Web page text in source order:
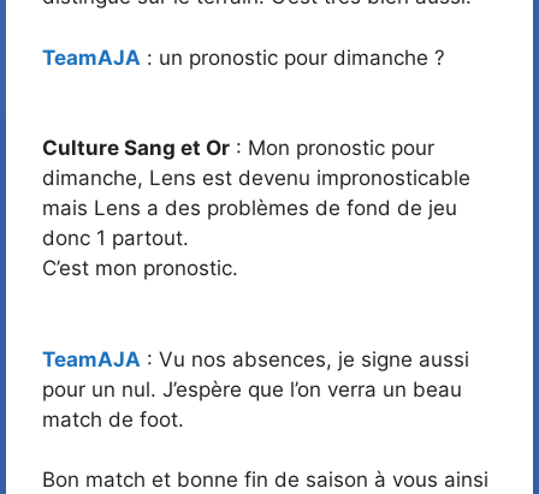
TeamAJA : un pronostic pour dimanche ?
Culture Sang et Or : Mon pronostic pour
dimanche, Lens est devenu impronosticable
mais Lens a des problèmes de fond de jeu
donc 1 partout.
C’est mon pronostic.
TeamAJA : Vu nos absences, je signe aussi
pour un nul. J’espère que l’on verra un beau
match de foot.
Bon match et bonne fin de saison à vous ainsi